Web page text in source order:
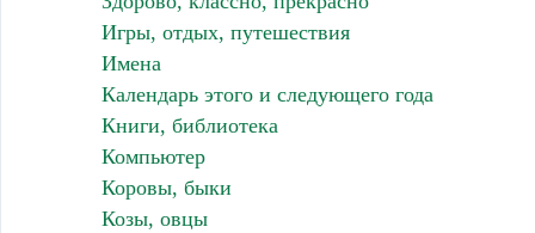
Игры, отдых, путешествия
Имена
Календарь этого и следующего года
Книги, библиотека
Компьютер
Коровы, быки
Козы, овцы